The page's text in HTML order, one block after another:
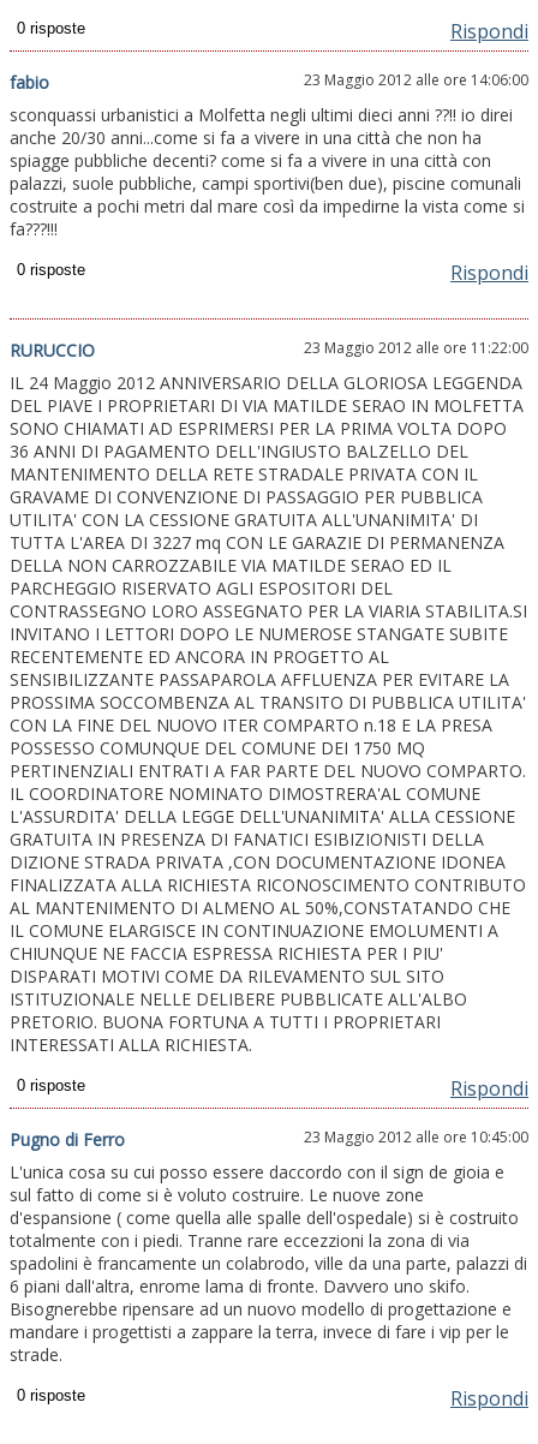
Rispondi
fabio 23 Maggio 2012 alle ore 14:06:00
sconquassi urbanistici a Molfetta negli ultimi dieci anni ??!! io direi
anche 20/30 anni...come si fa a vivere in una città che non ha
spiagge pubbliche decenti? come si fa a vivere in una città con
palazzi, suole pubbliche, campi sportivi(ben due), piscine comunali
costruite a pochi metri dal mare così da impedirne la vista come si
fa???!!!
Rispondi
RURUCCIO 23 Maggio 2012 alle ore 11:22:00
IL 24 Maggio 2012 ANNIVERSARIO DELLA GLORIOSA LEGGENDA
DEL PIAVE I PROPRIETARI DI VIA MATILDE SERAO IN MOLFETTA
SONO CHIAMATI AD ESPRIMERSI PER LA PRIMA VOLTA DOPO
36 ANNI DI PAGAMENTO DELL'INGIUSTO BALZELLO DEL
MANTENIMENTO DELLA RETE STRADALE PRIVATA CON IL
GRAVAME DI CONVENZIONE DI PASSAGGIO PER PUBBLICA
UTILITA' CON LA CESSIONE GRATUITA ALL'UNANIMITA' DI
TUTTA L'AREA DI 3227 mq CON LE GARAZIE DI PERMANENZA
DELLA NON CARROZZABILE VIA MATILDE SERAO ED IL
PARCHEGGIO RISERVATO AGLI ESPOSITORI DEL
CONTRASSEGNO LORO ASSEGNATO PER LA VIARIA STABILITA.SI
INVITANO I LETTORI DOPO LE NUMEROSE STANGATE SUBITE
RECENTEMENTE ED ANCORA IN PROGETTO AL
SENSIBILIZZANTE PASSAPAROLA AFFLUENZA PER EVITARE LA
PROSSIMA SOCCOMBENZA AL TRANSITO DI PUBBLICA UTILITA'
CON LA FINE DEL NUOVO ITER COMPARTO n.18 E LA PRESA
POSSESSO COMUNQUE DEL COMUNE DEI 1750 MQ
PERTINENZIALI ENTRATI A FAR PARTE DEL NUOVO COMPARTO.
IL COORDINATORE NOMINATO DIMOSTRERA'AL COMUNE
L'ASSURDITA' DELLA LEGGE DELL'UNANIMITA' ALLA CESSIONE
GRATUITA IN PRESENZA DI FANATICI ESIBIZIONISTI DELLA
DIZIONE STRADA PRIVATA ,CON DOCUMENTAZIONE IDONEA
FINALIZZATA ALLA RICHIESTA RICONOSCIMENTO CONTRIBUTO
AL MANTENIMENTO DI ALMENO AL 50%,CONSTATANDO CHE
IL COMUNE ELARGISCE IN CONTINUAZIONE EMOLUMENTI A
CHIUNQUE NE FACCIA ESPRESSA RICHIESTA PER I PIU'
DISPARATI MOTIVI COME DA RILEVAMENTO SUL SITO
ISTITUZIONALE NELLE DELIBERE PUBBLICATE ALL'ALBO
PRETORIO. BUONA FORTUNA A TUTTI I PROPRIETARI
INTERESSATI ALLA RICHIESTA.
Rispondi
Pugno di Ferro 23 Maggio 2012 alle ore 10:45:00
L'unica cosa su cui posso essere daccordo con il sign de gioia e
sul fatto di come si è voluto costruire. Le nuove zone
d'espansione ( come quella alle spalle dell'ospedale) si è costruito
totalmente con i piedi. Tranne rare eccezzioni la zona di via
spadolini è francamente un colabrodo, ville da una parte, palazzi di
6 piani dall'altra, enrome lama di fronte. Davvero uno skifo.
Bisognerebbe ripensare ad un nuovo modello di progettazione e
mandare i progettisti a zappare la terra, invece di fare i vip per le
strade.
Rispondi